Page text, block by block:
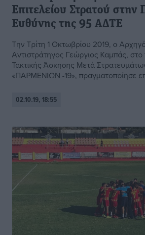
Επιτελείου Στρατού στην
Ευθύνης της 95 ΑΔΤΕ
Την Τρίτη 1 Οκτωβρίου 2019, ο
Αντιστράτηγος Γεώργιος Καμπάς, στο
Τακτικής Άσκησης Μετά
«ΠΑΡΜΕΝΙΩΝ -19», πραγματοποίησε
02.10.19, 18:55